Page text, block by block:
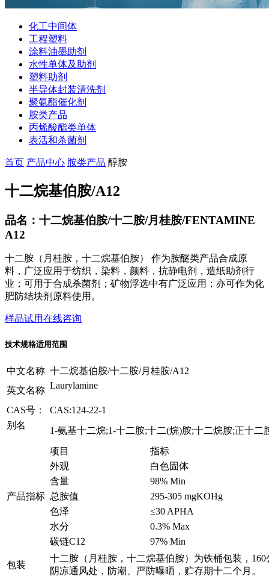
化工中间体
工程塑料
涂料油墨助剂
水性单体及助剂
塑料助剂
半导体封装清洗剂
聚氨酯催化剂
胺类产品
丙烯酸酯类单体
表活和杀菌剂
首页 产品中心 胺类产品 醇胺
十二烷基伯胺/A12
品名：十二烷基伯胺/十二胺/月桂胺/FENTAMINE
A12
十二胺（月桂胺，十二烷基伯胺） 作​为胺醚类产品合成原
料，广泛应用于纺织，染料，颜料，抗静电剂，造纸助剂行
业；可用于合​成杀菌剂；矿物浮选中有广泛应用；亦可作为化
肥防结块剂原料使用。
样品试用在线咨询
技术规格适用范围
中文名称 十二烷基伯胺/十二胺/月桂胺/A12
英文名称 Laurylamine
CAS号：
CAS:124-22-1
别名
1-氨基十二烷;1-十二胺;十二(烷)胺;十二烷胺;正十二
产品指标
项目
指标
外观
白色固体
含量
98% Min
总胺值
295-305 mgKOHg
色泽
≤30 APHA
水分
0.3% Max
碳链C12
97% Min
包装
十二胺（月桂胺，十二烷基伯胺）为铁桶包装，
阴凉通风处，防潮、严防曝晒，贮存期十二个月。